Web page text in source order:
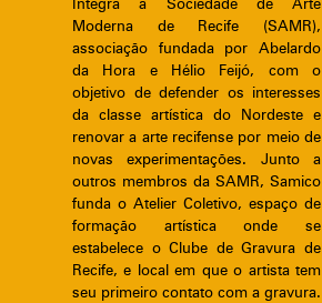
Integra a Sociedade de Arte
Moderna de Recife (SAMR),
associação fundada por Abelardo
da Hora e Hélio Feijó, com o
objetivo de defender os interesses
da classe artística do Nordeste e
renovar a arte recifense por meio de
novas experimentações. Junto a
outros membros da SAMR, Samico
funda o Atelier Coletivo, espaço de
formação artística onde se
estabelece o Clube de Gravura de
Recife, e local em que o artista tem
seu primeiro contato com a gravura.